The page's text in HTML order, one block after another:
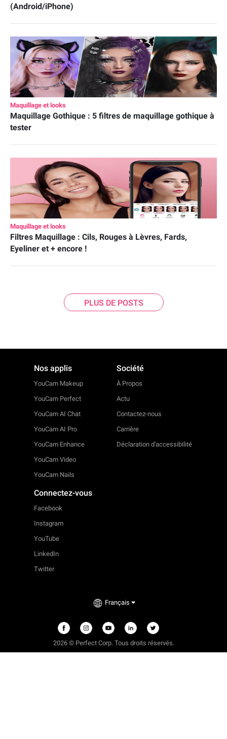
(Android/iPhone)
Maquillage et looks
Maquillage Gothique : 5 filtres de maquillage gothique à
tester
Maquillage et looks
Filtres Maquillage : Cils, Rouges à Lèvres, Fards,
Eyeliner et + encore !
PLUS DE POSTS
Nos applis
YouCam Makeup
YouCam Perfect
YouCam AI Chat
YouCam AI Pro
YouCam Enhance
YouCam Video
YouCam Nails
Société
À Propos
Actu
Contactez-nous
Carrière
Déclaration d'accessibilité
Connectez-vous
Facebook
Instagram
YouTube
LinkedIn
Twitter
Français
2026© Perfect Corp. Tous droits réservés.